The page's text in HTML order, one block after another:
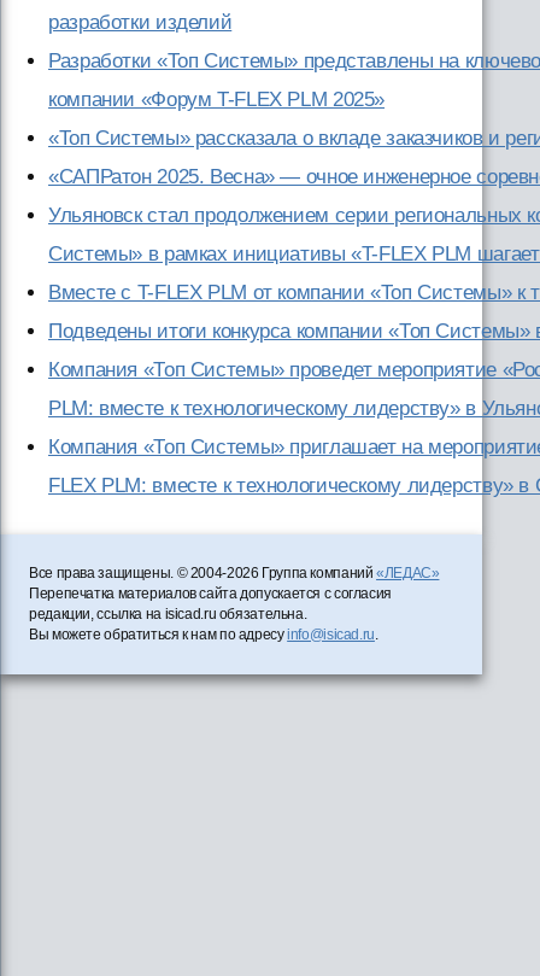
разработки изделий
Разработки «Топ Системы» представлены на
компании «Форум T-FLEX PLM 2025»
«Топ Системы» рассказала о вкладе заказчиков и
«САПРатон 2025. Весна» — очное инженерное
Ульяновск стал продолжением серии региональных
Системы» в рамках инициативы «T-FLEX PLM
Вместе с T-FLEX PLM от компании «Топ Системы» к
Подведены итоги конкурса компании «Топ
Компания «Топ Системы» проведет мероприятие
PLM: вместе к технологическому лидерству» в
Компания «Топ Системы» приглашает на
FLEX PLM: вместе к технологическому лидерству» в
Все права защищены. © 2004-2026 Группа компаний«ЛЕДАС»
Перепечатка материалов сайта допускается с согласия
редакции, ссылка на isicad.ru обязательна.
Вы можете обратиться к нам по адресуinfo@isicad.ru.